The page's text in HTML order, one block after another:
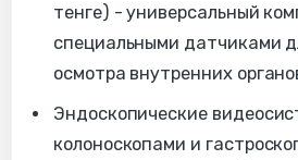
тенге) - универсальный
специальными датчиками
осмотра внутренних
Эндоскопические
колоноскопами и